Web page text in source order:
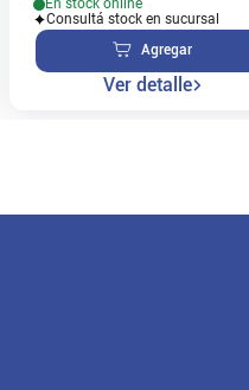
En stock online
Consultá stock en sucursal
Agregar
Ver detalle